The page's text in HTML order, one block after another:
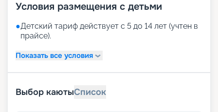
Условия размещения с детьми
●Детский тариф действует с 5 до 14 лет (учтен в
прайсе).
Показать все условия
Выбор каютыСписок